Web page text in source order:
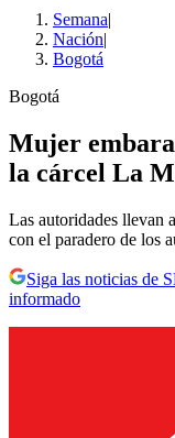
Semana|
Nación|
Bogotá
Bogotá
Mujer
la cárcel La
Las autoridades llevan
con el paradero de los
Siga las noticias de
informado